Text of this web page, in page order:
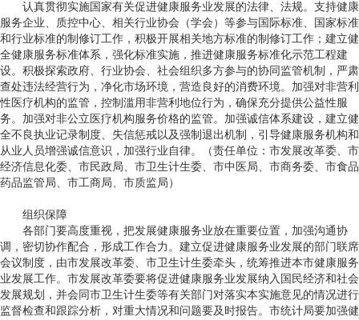
认真贯彻实施国家有关促进健康服务业发展的法律、法规。支持健康
服务企业、质控中心、相关行业协会（学会）等参与国际标准、国家标准
和行业标准的制修订工作，积极开展相关地方标准的制修订工作；建立健
全健康服务标准体系，强化标准实施，推进健康服务标准化示范工程建
设。积极探索政府、行业协会、社会组织多方参与的协同监管机制，严肃
查处违法经营行为，净化市场环境，营造良好的消费环境。加强对非营利
性医疗机构的监管，控制滥用非营利地位行为，确保充分提供公益性服
务。加强对非公立医疗机构服务价格的监管。加强诚信体系建设，建立健
全不良执业记录制度、失信惩戒以及强制退出机制，引导健康服务机构和
从业人员增强诚信意识，加强行业自律。（责任单位：市发展改革委、市
经济信息化委、市民政局、市卫生计生委、市中医局、市商务委、市食品
药品监管局、市工商局、市质监局）
组织保障
各部门要高度重视，把发展健康服务业放在重要位置，加强沟通协
调，密切协作配合，形成工作合力。建立促进健康服务业发展的部门联席
会议制度，由市发展改革委、市卫生计生委牵头，统筹推进本市健康服务
业发展工作。市发展改革委要将促进健康服务业发展纳入国民经济和社会
发展规划，并会同市卫生计生委等有关部门对落实本实施意见的情况进行
监督检查和跟踪分析，对重大情况和问题要及时报告。市统计局要加强健